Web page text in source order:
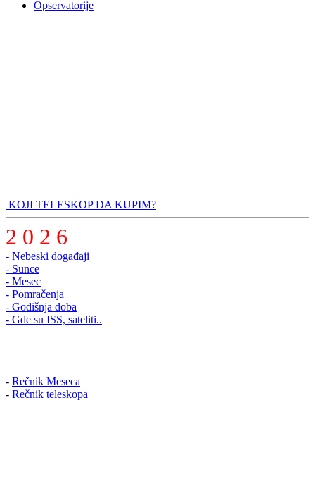
Opservatorije
KOJI TELESKOP DA KUPIM?
2 0 2 6
- Nebeski događaji
- Sunce
- Mesec
- Pomračenja
- Godišnja doba
- Gde su ISS, sateliti..
- Rečnik Meseca
- Rečnik teleskopa